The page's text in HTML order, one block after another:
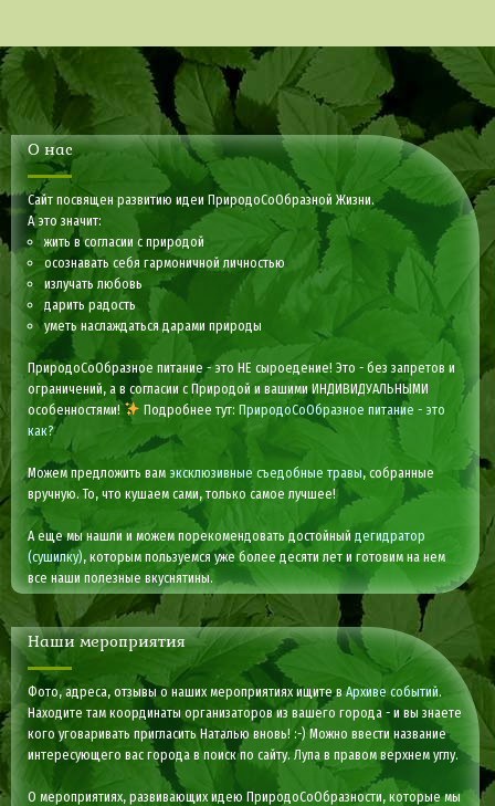
О нас
Сайт посвящен развитию идеи ПриродоСоОбразной Жизни.
А это значит:
жить в согласии с природой
осознавать себя гармоничной личностью
излучать любовь
дарить радость
уметь наслаждаться дарами природы
ПриродоСоОбразное питание - это НЕ сыроедение! Это - без запретов и
ограничений, а в согласии с Природой и вашими ИНДИВИДУАЛЬНЫМИ
особенностями!
Подробнее тут: ПриродоСоОбразное питание - это
как?
Можем предложить вам эксклюзивные съедобные травы, собранные
вручную. То, что кушаем сами, только самое лучшее!
А еще мы нашли и можем порекомендовать достойныйдегидратор
(сушилку), которым пользуемся уже более десяти лет и готовим на нем
все наши полезные вкуснятины.
Наши мероприятия
Фото, адреса, отзывы о наших мероприятиях ищите вАрхиве событий.
Находите там координаты организаторов из вашего города - и вы знаете
кого уговаривать пригласить Наталью вновь! :-) Можно ввести название
интересующего вас города в поиск по сайту. Лупа в правом верхнем углу.
О мероприятиях, развивающих идею ПриродоСоОбразности, которые мы